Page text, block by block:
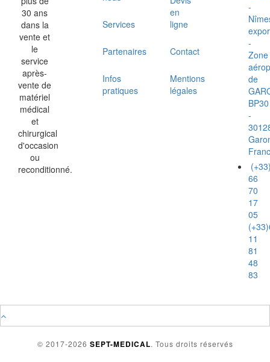
30 ans
dans la
vente et
le
service
après-
vente de
matériel
médical
et
chirurgical
d'occasion
ou
reconditionné.
Services
Partenaires
Infos
pratiques
en
ligne
Contact
Mentions
légales
-
-
Zone
de
BP30
-
66
70
17
05
11
81
48
83
© 2017-2026 SEPT-MEDICAL. Tous droits réservés